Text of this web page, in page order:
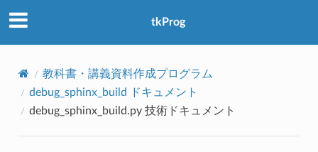
tkProg
教科書・講義資料作成プログラム
debug_sphinx_build ドキュメント
debug_sphinx_build.py 技術ドキュメント
アクセス数：0